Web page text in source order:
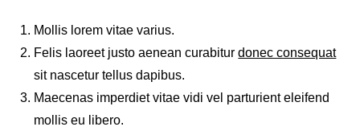
Mollis lorem vitae varius.
Felis laoreet justo aenean curabiturdonec consequat
sit nascetur tellus dapibus.
Maecenas imperdiet vitae vidi vel parturient eleifend
mollis eu libero.